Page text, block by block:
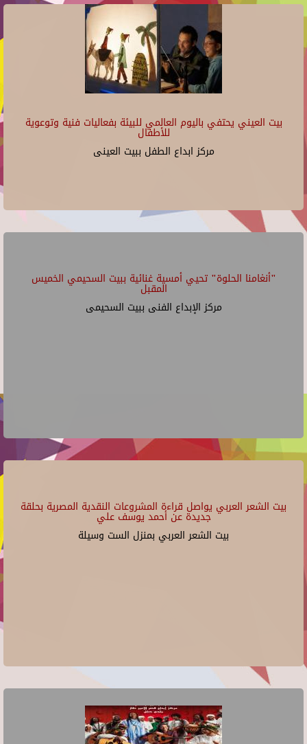
بيت العيني يحتفي باليوم العالمي للبيئة بفعاليات فنية وتوعوية
للأطفال
مركز ابداع الطفل ببيت العينى
"أنغامنا الحلوة" تحيي أمسية غنائية ببيت السحيمي الخميس
المقبل
مركز الإبداع الفنى ببيت السحيمى
بيت الشعر العربي يواصل قراءة المشروعات النقدية المصرية بحلقة
جديدة عن أحمد يوسف علي
بيت الشعر العربي بمنزل الست وسيلة